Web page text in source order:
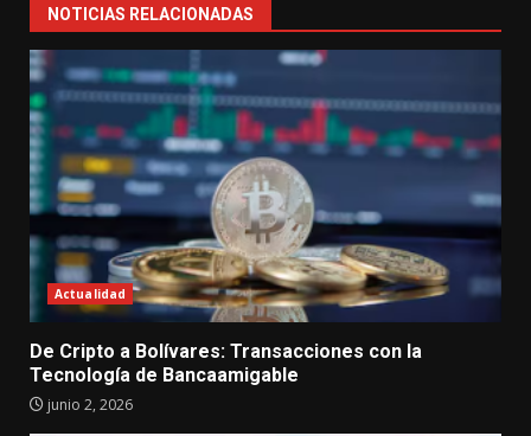
NOTICIAS RELACIONADAS
Actualidad
De Cripto a Bolívares: Transacciones con la
Tecnología de Bancaamigable
junio 2, 2026